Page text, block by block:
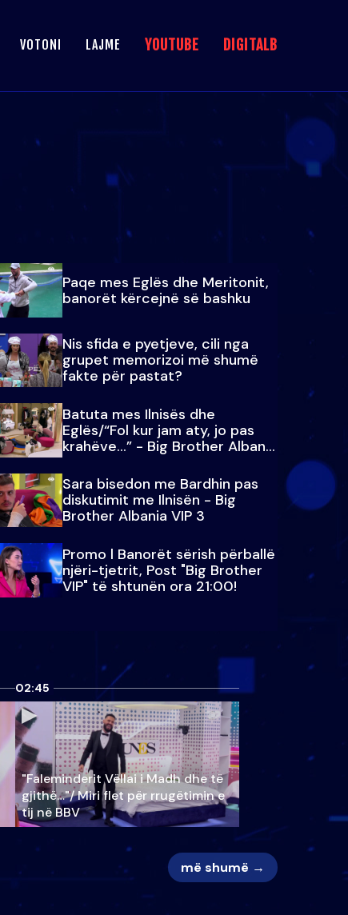
VOTONI LAJME YOUTUBE DIGITALB
Paqe mes Eglës dhe Meritonit,
banorët kërcejnë së bashku
Nis sfida e pyetjeve, cili nga
grupet memorizoi më shumë
fakte për pastat?
Batuta mes Ilnisës dhe
Eglës/“Fol kur jam aty, jo pas
krahëve…” - Big Brother Albania
VIP 3
Sara bisedon me Bardhin pas
diskutimit me Ilnisën - Big
Brother Albania VIP 3
Promo l Banorët sërish përballë
njëri-tjetrit, Post "Big Brother
VIP" të shtunën ora 21:00!
02:45
"Faleminderit Vëllai i Madh dhe të
gjithë…"/ Miri flet për rrugëtimin e
tij në BBV
më shumë →